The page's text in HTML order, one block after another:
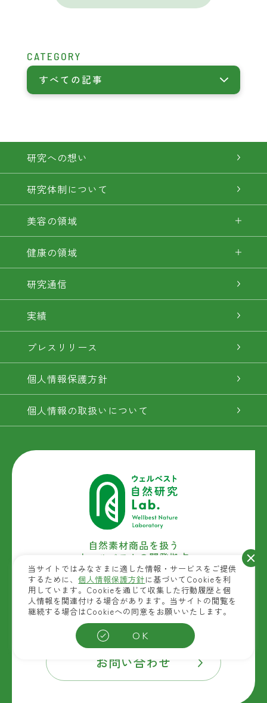
CATEGORY
すべての記事
自然素材商品を扱う
ウェルベストの開発拠点
(富士産業研究開発センター)
〒763-8603 香川県丸亀市田村町1301
TEL:0877-25-3221
お問い合わせ
研究への想い
研究体制について
美容の領域
健康の領域
研究通信
実績
プレスリリース
個人情報保護方針
個人情報の取扱いについて
当サイトではみなさまに適した情報・サービスをご提供
するために、個人情報保護方針に基づいてCookieを利
用しています。Cookieを通じて収集した行動履歴と個
人情報を関連付ける場合があります。当サイトの閲覧を
継続する場合はCookieへの同意をお願いいたします。
OK